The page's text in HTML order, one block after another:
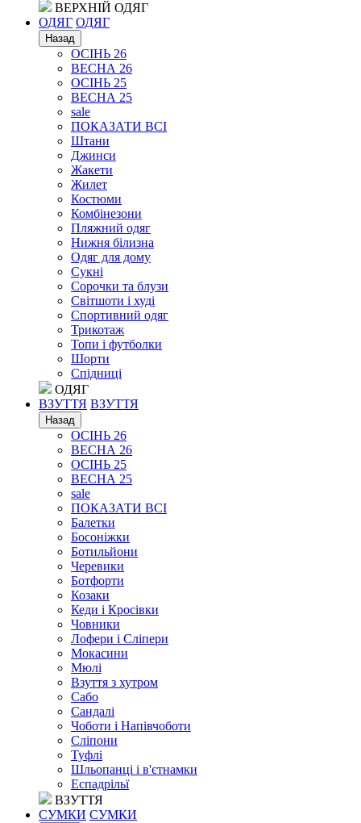
ВЕРХНІЙ ОДЯГ
ОДЯГ ОДЯГ
Назад
ОСІНЬ 26
ВЕСНА 26
ОСІНЬ 25
ВЕСНА 25
sale
ПОКАЗАТИ ВСІ
Штани
Джинси
Жакети
Жилет
Костюми
Комбінезони
Пляжний одяг
Нижня білизна
Одяг для дому
Сукні
Сорочки та блузи
Світшоти і худі
Спортивний одяг
Трикотаж
Топи і футболки
Шорти
Спідниці
ОДЯГ
ВЗУТТЯ ВЗУТТЯ
Назад
ОСІНЬ 26
ВЕСНА 26
ОСІНЬ 25
ВЕСНА 25
sale
ПОКАЗАТИ ВСІ
Балетки
Босоніжки
Ботильйони
Черевики
Ботфорти
Козаки
Кеди і Кросівки
Човники
Лофери і Сліпери
Мокасини
Мюлі
Взуття з хутром
Сабо
Сандалі
Чоботи і Напівчоботи
Сліпони
Туфлі
Шльопанці і в'єтнамки
Еспадрільї
ВЗУТТЯ
СУМКИ СУМКИ